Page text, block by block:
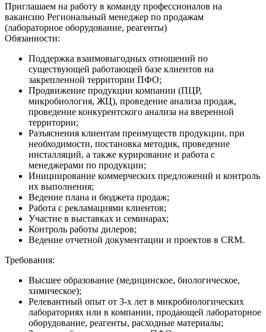
Приглашаем на работу в команду профессионалов на
вакансию Региональный менеджер по продажам
(лабораторное оборудование, реагенты)
Обязанности:
Поддержка взаимовыгодных отношений по
существующей работающей базе клиентов на
закрепленной территории ПФО;
Продвижение продукции компании (ПЦР,
микробиология, ЖЦ), проведение анализа продаж,
проведение конкурентского анализа на вверенной
территории;
Разъяснения клиентам преимуществ продукции, при
необходимости, постановка методик, проведение
инсталляций, а также курирование и работа с
менеджерами по продукции;
Инициирование коммерческих предложений и контроль
их выполнения;
Ведение плана и бюджета продаж;
Работа с рекламациями клиентов;
Участие в выставках и семинарах;
Контроль работы дилеров;
Ведение отчетной документации и проектов в CRM.
Требования:
Высшее образование (медицинское, биологическое,
химическое);
Релевантный опыт от 3-х лет в микробиологических
лабораториях или в компании, продающей лабораторное
оборудование, реагенты, расходные материалы;